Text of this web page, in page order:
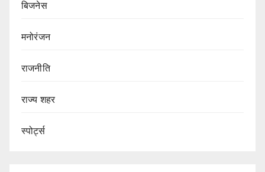
बिजनेस
मनोरंजन
राजनीति
राज्य शहर
स्पोर्ट्स